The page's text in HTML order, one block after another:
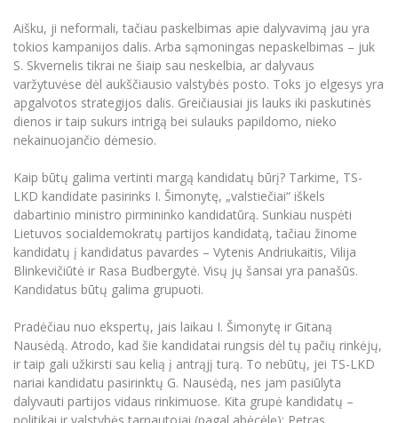
Aišku, ji neformali, tačiau paskelbimas apie dalyvavimą jau yra
tokios kampanijos dalis. Arba sąmoningas nepaskelbimas – juk
S. Skvernelis tikrai ne šiaip sau neskelbia, ar dalyvaus
varžytuvėse dėl aukščiausio valstybės posto. Toks jo elgesys yra
apgalvotos strategijos dalis. Greičiausiai jis lauks iki paskutinės
dienos ir taip sukurs intrigą bei sulauks papildomo, nieko
nekainuojančio dėmesio.
Kaip būtų galima vertinti margą kandidatų būrį? Tarkime, TS-
LKD kandidate pasirinks I. Šimonytę, „valstiečiai“ iškels
dabartinio ministro pirmininko kandidatūrą. Sunkiau nuspėti
Lietuvos socialdemokratų partijos kandidatą, tačiau žinome
kandidatų į kandidatus pavardes – Vytenis Andriukaitis, Vilija
Blinkevičiūtė ir Rasa Budbergytė. Visų jų šansai yra panašūs.
Kandidatus būtų galima grupuoti.
Pradėčiau nuo ekspertų, jais laikau I. Šimonytę ir Gitaną
Nausėdą. Atrodo, kad šie kandidatai rungsis dėl tų pačių rinkėjų,
ir taip gali užkirsti sau kelią į antrąjį turą. To nebūtų, jei TS-LKD
nariai kandidatu pasirinktų G. Nausėdą, nes jam pasiūlyta
dalyvauti partijos vidaus rinkimuose. Kita grupė kandidatų –
politikai ir valstybės tarnautojai (pagal abėcėlę): Petras